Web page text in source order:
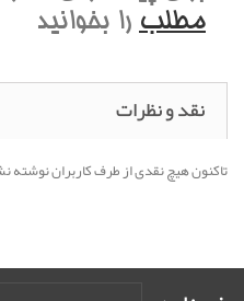
مطلب را بخوانيد
نقد و نظرات
تاکنون هیچ نقدی از طرف کاربران نوشته